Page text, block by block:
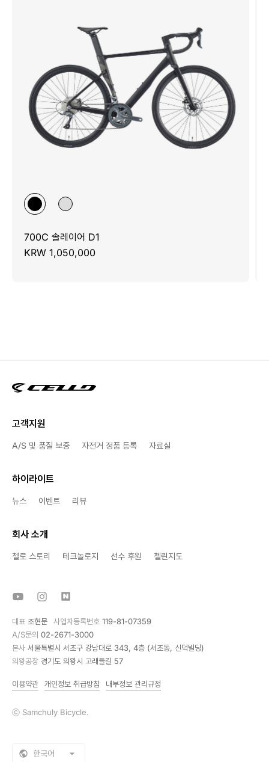
700C 솔레이어 D1
KRW 1,050,000
고객지원
A/S 및 품질 보증 자전거 정품 등록 자료실
하이라이트
뉴스 이벤트 리뷰
회사 소개
첼로 스토리 테크놀로지 선수 후원 첼린지도
대표 조현문 사업자등록번호 119-81-07359
A/S문의 02-2671-3000
본사 서울특별시 서초구 강남대로 343, 4층 (서초동, 신덕빌딩)
의왕공장 경기도 의왕시 고래들길 57
이용약관 개인정보 취급방침 내부정보 관리규정
ⓒ Samchuly Bicycle.